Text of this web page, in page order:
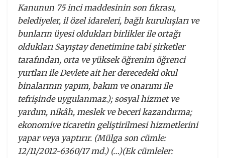
Kanunun 75 inci maddesinin son fıkrası,
belediyeler, il özel idareleri, bağlı kuruluşları ve
bunların üyesi oldukları birlikler ile ortağı
oldukları Sayıştay denetimine tabi şirketler
tarafından, orta ve yüksek öğrenim öğrenci
yurtları ile Devlete ait her derecedeki okul
binalarının yapım, bakım ve onarımı ile
tefrişinde uygulanmaz.); sosyal hizmet ve
yardım, nikâh, meslek ve beceri kazandırma;
ekonomive ticaretin geliştirilmesi hizmetlerini
yapar veya yaptırır. (Mülga son cümle:
12/11/2012-6360/17 md.) (…)(Ek cümleler: